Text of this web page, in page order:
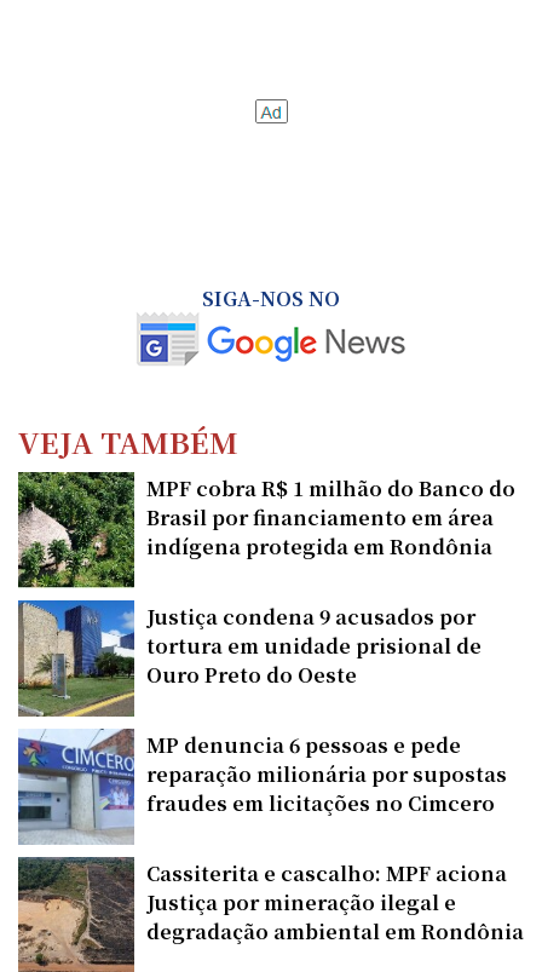
SIGA-NOS NO
VEJA TAMBÉM
MPF cobra R$ 1 milhão do Banco do
Brasil por financiamento em área
indígena protegida em Rondônia
Justiça condena 9 acusados por
tortura em unidade prisional de
Ouro Preto do Oeste
MP denuncia 6 pessoas e pede
reparação milionária por supostas
fraudes em licitações no Cimcero
Cassiterita e cascalho: MPF aciona
Justiça por mineração ilegal e
degradação ambiental em Rondônia